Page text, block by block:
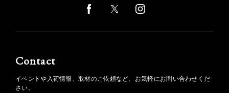
Contact
イベントや入荷情報、取材のご依頼など、お気軽にお問い合わせくだ
さい。